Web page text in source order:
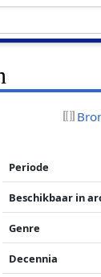
Periode
Beschikbaar in
Genre
Decennia